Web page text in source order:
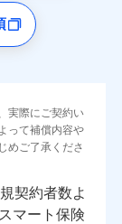
実際にご契約い
って補償内容や
めご了承くださ
契約者数よ
マート保険